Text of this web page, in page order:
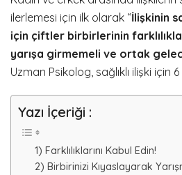
ilerlemesi için ilk olarak “İlişkinin
için çiftler birbirlerinin
yarışa girmemeli ve ortak
Uzman Psikolog, sağlıklı ilişki için
Yazı İçeriği :
1) Farklılıklarını Kabul Edin!
2) Birbirinizi Kıyaslayarak